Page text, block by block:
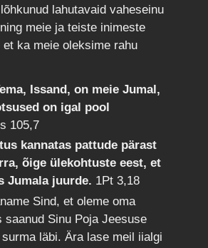
lahutavaid vaheseinu
meie ja teiste inimeste
et ka meie oleksime rahu
Issand, on meie Jumal,
on igal pool
105,7
kannatas pattude pärast
õige ülekohtuste eest, et
Jumala juurde. 1Pt 3,18
Sind, et oleme oma
saanud Sinu Poja Jeesuse
läbi. Ära lase meil iialgi